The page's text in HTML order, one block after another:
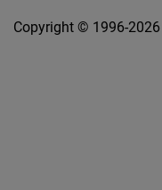
Copyright © 1996-